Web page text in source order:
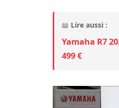
📖 Lire aussi :
Yamaha R7
499 €